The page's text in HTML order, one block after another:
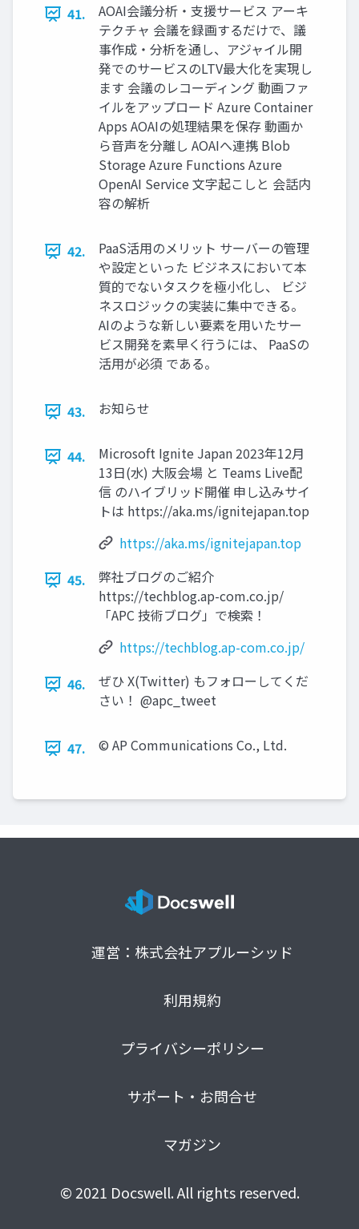
41.
AOAI会議分析・支援サービス アーキ
テクチャ 会議を録画するだけで、議
事作成・分析を通し、アジャイル開
発でのサービスのLTV最大化を実現し
ます 会議のレコーディング 動画ファ
イルをアップロード Azure Container
Apps AOAIの処理結果を保存 動画か
ら音声を分離し AOAIへ連携 Blob
Storage Azure Functions Azure
OpenAI Service 文字起こしと 会話内
容の解析
42.
PaaS活用のメリット サーバーの管理
や設定といった ビジネスにおいて本
質的でないタスクを極小化し、 ビジ
ネスロジックの実装に集中できる。
AIのような新しい要素を用いたサー
ビス開発を素早く行うには、 PaaSの
活用が必須 である。
43. お知らせ
44.
Microsoft Ignite Japan 2023年12月
13日(水) 大阪会場 と Teams Live配
信 のハイブリッド開催 申し込みサイ
トは https://aka.ms/ignitejapan.top
https://aka.ms/ignitejapan.top
45.
弊社ブログのご紹介
https://techblog.ap-com.co.jp/
「APC 技術ブログ」で検索！
https://techblog.ap-com.co.jp/
46.
ぜひ X(Twitter) もフォローしてくだ
さい！ @apc_tweet
47. © AP Communications Co., Ltd.
運営：株式会社アプルーシッド
利用規約
プライバシーポリシー
サポート・お問合せ
マガジン
© 2021 Docswell. All rights reserved.